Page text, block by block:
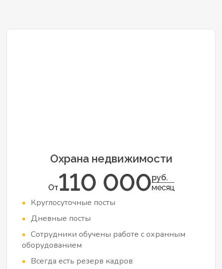
Охрана недвижимости
От110 000руб.
месяц
Круглосуточные посты
Дневные посты
Сотрудники обучены работе с охранным
оборудованием
Всегда есть резерв кадров